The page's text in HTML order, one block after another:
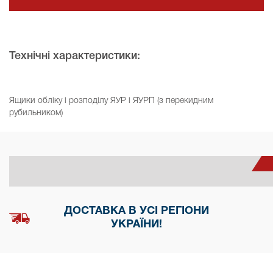
Технічні характеристики:
Ящики обліку і розподілу ЯУР і ЯУРП (з перекидним
рубильником)
ДОСТАВКА В УСІ РЕГІОНИ
УКРАЇНИ!